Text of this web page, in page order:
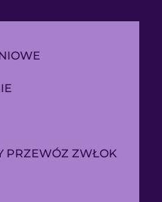
PRZEWÓZ ZWŁOK